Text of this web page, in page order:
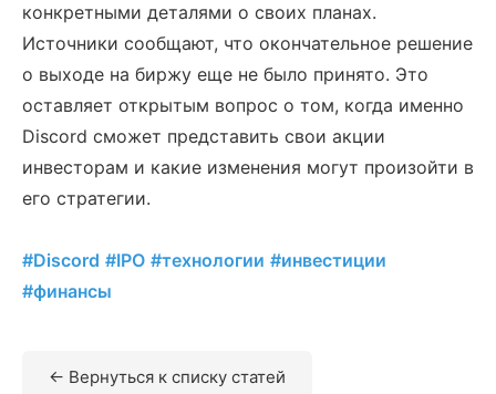
конкретными деталями о своих планах.
Источники сообщают, что окончательное решение
о выходе на биржу еще не было принято. Это
оставляет открытым вопрос о том, когда именно
Discord сможет представить свои акции
инвесторам и какие изменения могут произойти в
его стратегии.
#Discord #IPO #технологии #инвестиции
#финансы
← Вернуться к списку статей